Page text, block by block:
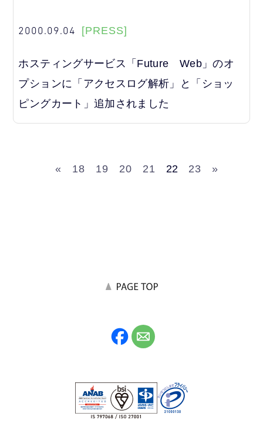
2000.09.04 [PRESS]
ホスティングサービス「Future Web」のオ
プションに「アクセスログ解析」と「ショッ
ピングカート」追加されました
« 18 19 20 21 22 23 »